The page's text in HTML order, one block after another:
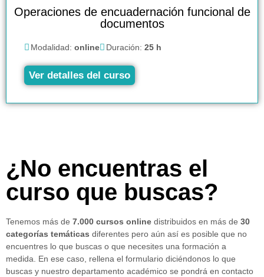
Operaciones de encuadernación funcional de
documentos
Modalidad: online Duración: 25 h
Ver detalles del curso
¿No encuentras el
curso que buscas?
Tenemos más de 7.000 cursos online distribuidos en más de 30
categorías temáticas diferentes pero aún así es posible que no
encuentres lo que buscas o que necesites una formación a
medida. En ese caso, rellena el formulario diciéndonos lo que
buscas y nuestro departamento académico se pondrá en contacto